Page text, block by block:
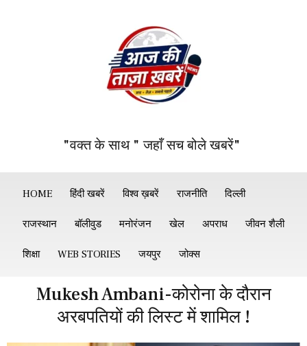
"वक्त के साथ " जहाँ सच बोले खबरें"
HOME हिंदी खबरें विश्व ख़बरें राजनीति दिल्ली
राजस्थान बॉलीवुड मनोरंजन खेल अपराध जीवन शैली
शिक्षा WEB STORIES जयपुर जोक्स
Mukesh Ambani-कोरोना के दौरान
अरबपतियों की लिस्ट में शामिल !